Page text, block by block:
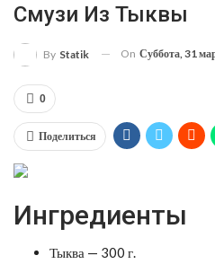
Смузи Из Тыквы
By Statik On Суббота, 31
0
Поделиться
Ингредиенты
Тыква — 300 г.